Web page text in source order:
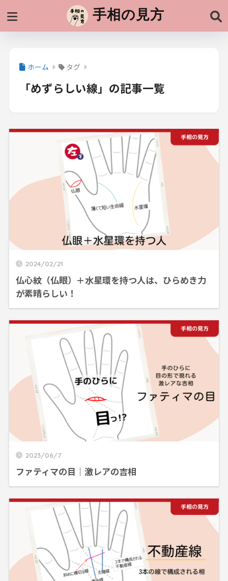
手相の見方
ホーム タグ
「めずらしい線」の記事一覧
2024/02/21
仏心紋（仏眼）＋水星環を持つ人は、ひらめき力
が素晴らしい！
2023/06/7
ファティマの目｜激レアの吉相